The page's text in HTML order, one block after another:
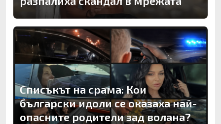
Списъкът на срама: Кои
български идоли се оказаха най-
опасните родители зад волана?